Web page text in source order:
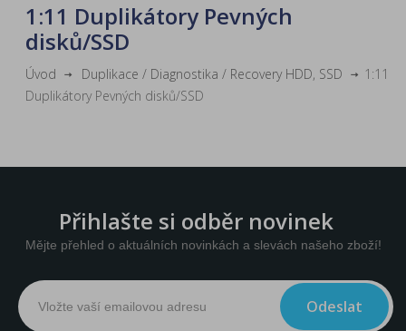
1:11 Duplikátory Pevných
disků/SSD
Úvod Duplikace / Diagnostika / Recovery HDD, SSD
1:11
Duplikátory Pevných disků/SSD
Přihlašte si odběr novinek
Mějte přehled o aktuálních novinkách a slevách našeho zboží!
Odeslat